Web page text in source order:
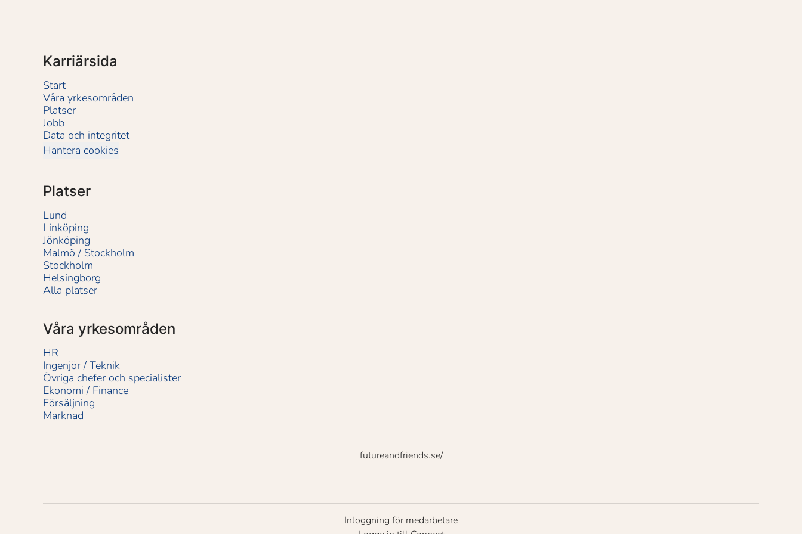
Karriärsida
Start
Våra yrkesområden
Platser
Jobb
Data och integritet
Hantera cookies
Platser
Lund
Linköping
Jönköping
Malmö / Stockholm
Stockholm
Helsingborg
Alla platser
Våra yrkesområden
HR
Ingenjör / Teknik
Övriga chefer och specialister
Ekonomi / Finance
Försäljning
Marknad
futureandfriends.se/
Inloggning för medarbetare